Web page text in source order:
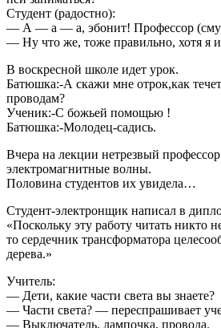
Студент (радостно):
— А — а — а, эбонит! Профессор
— Ну что же, тоже правильно, хотя я
В воскресной школе идет урок.
Батюшка:-А скажи мне отрок,как
проводам?
Ученик:-С божьей помощью !
Батюшка:-Молодец-садись.
Вчера на лекции нетрезвый
электромагнитные волны.
Половина студентов их увидела…
Студент-электронщик написал в
«Поскольку эту работу читать никто
то сердечник трансформатора
дерева.»
Учитель:
— Дети, какие части света вы знаете?
— Части света? — переспрашивает
— Выключатель, лампочка, провода.